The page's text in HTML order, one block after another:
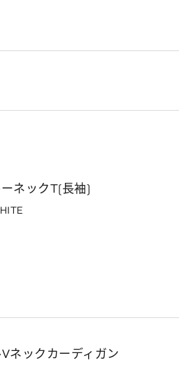
ネックT(長袖)
ネックカーディガン